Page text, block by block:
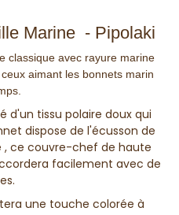
Marine - Pipolaki
classique avec rayure marine
aimant les bonnets marin
d'un tissu polaire douxqui
dispose de l'écusson de
, ce couvre-chef de haute
facilement avec de
une touche colorée à